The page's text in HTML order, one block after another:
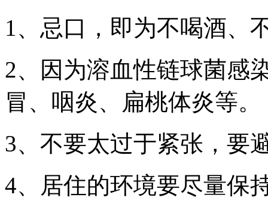
1、忌口，即为不喝酒、
2、因为溶血性链球菌感
冒、咽炎、扁桃体炎等。
3、不要太过于紧张，要
4、居住的环境要尽量保